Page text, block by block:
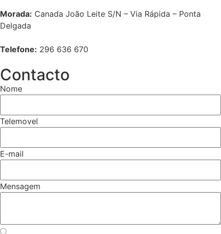
Morada: Canada João Leite S/N – Via Rápida – Ponta
Delgada
Telefone: 296 636 670
Contacto
Nome
Telemovel
E-mail
Mensagem